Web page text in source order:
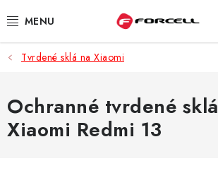
na
PUZDRÁ A OBALY
TVRDENÉ SKLÁ
DÁTOVÉ KÁBLE
Tvrdené sklá na Xiaomi
Ochranné tvrdené
Xiaomi Redmi 13